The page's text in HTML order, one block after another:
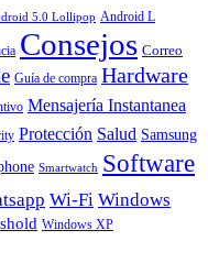
5.0 Lollipop Android L
Consejos Correo
Guía de compra Hardware
Mensajería Instantanea
Protección Salud Samsung
Smartwatch Software
Wi-Fi Windows
Windows XP